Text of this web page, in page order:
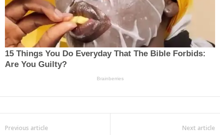
Previous article Next article